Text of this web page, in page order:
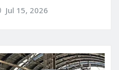
Jul 15, 2026